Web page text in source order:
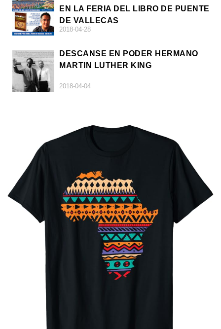
EN LA FERIA DEL LIBRO DE PUENTE
DE VALLECAS
2018-04-28
DESCANSE EN PODER HERMANO
MARTIN LUTHER KING
2018-04-04